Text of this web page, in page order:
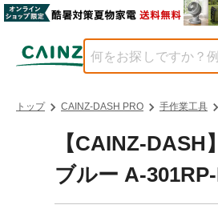
トップ CAINZ-DASH PRO 手作業工具
【CAINZ-
ブルー A-301RP-